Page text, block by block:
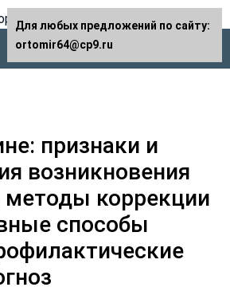
двигательного аппарата
признаки и
возникновения
методы коррекции
способы
Для любых предложений по сайту:
ortomir64@cp9.ru